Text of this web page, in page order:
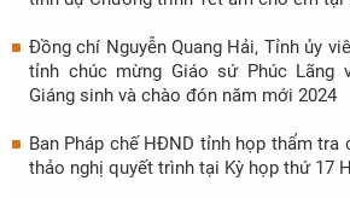
Đồng chí Nguyễn Quang Hải, Tỉnh ủy
tỉnh chúc mừng Giáo sứ Phúc Lãng
Giáng sinh và chào đón năm mới 2024
Ban Pháp chế HĐND tỉnh họp thẩm tra
thảo nghị quyết trình tại Kỳ họp thứ 17